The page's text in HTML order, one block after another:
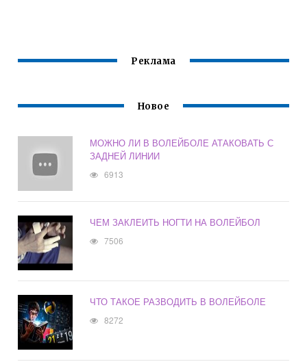
Реклама
Новое
МОЖНО ЛИ В ВОЛЕЙБОЛЕ АТАКОВАТЬ С
ЗАДНЕЙ ЛИНИИ
6913
ЧЕМ ЗАКЛЕИТЬ НОГТИ НА ВОЛЕЙБОЛ
7506
ЧТО ТАКОЕ РАЗВОДИТЬ В ВОЛЕЙБОЛЕ
8272